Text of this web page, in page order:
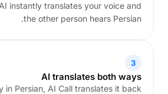
instantly translates your voice and
the other person hears Persian.
3
AI translates both ways
in Persian, AI Call translates it back